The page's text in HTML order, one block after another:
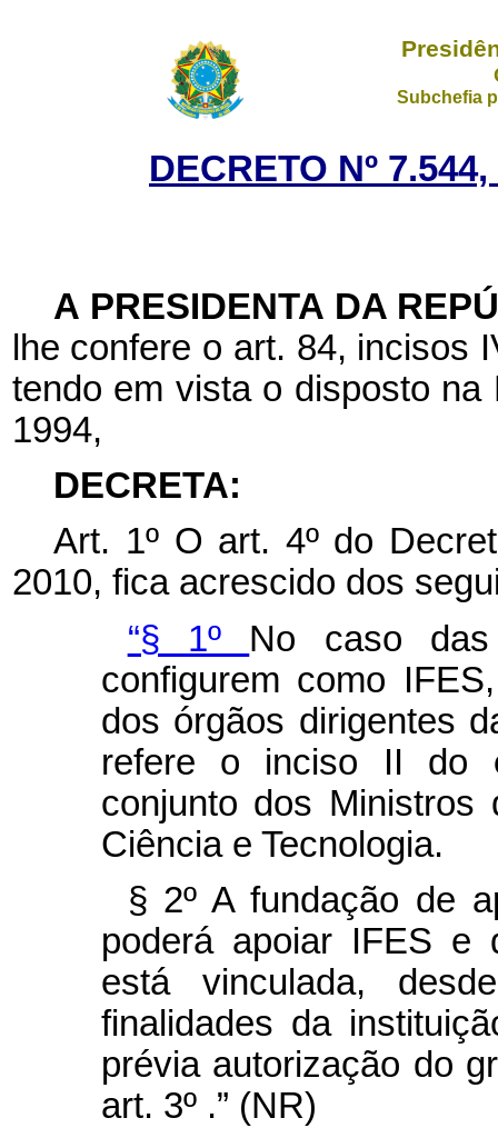
Subchefia
DECRETO Nº
A PRESIDENTA DA
lhe confere o art. 84, incisos
tendo em vista o disposto na
1994,
DECRETA:
Art. 1º O art. 4º do
2010, fica acrescido dos
“§ 1º No caso
configurem como
dos órgãos dirigentes
refere o inciso II do
conjunto dos
Ciência e Tecnologia.
§ 2º A fundação de
poderá apoiar IFES e
está vinculada,
finalidades da
prévia autorização do
art. 3º .” (NR)